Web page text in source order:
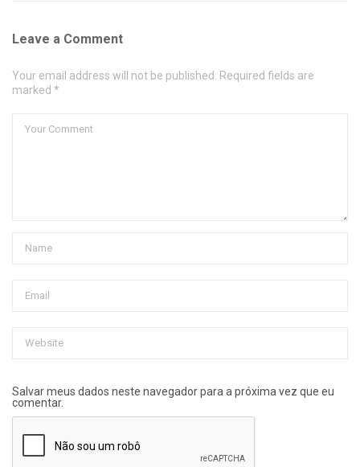
Leave a Comment
Your email address will not be published. Required fields are
marked *
Salvar meus dados neste navegador para a próxima vez que eu
comentar.